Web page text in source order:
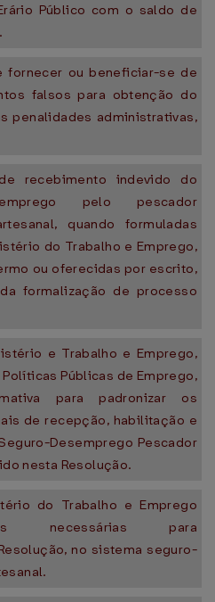
Público com o saldo de
fornecer ou beneficiar-se de
falsos para obtenção do
penalidades administrativas,
recebimento indevido do
pelo pescador
quando formuladas
do Trabalho e Emprego,
ou oferecidas por escrito,
formalização de processo
e Trabalho e Emprego,
Públicas de Emprego,
para padronizar os
de recepção, habilitação e
Desemprego Pescador
nesta Resolução.
do Trabalho e Emprego
necessárias para
no sistema seguro-